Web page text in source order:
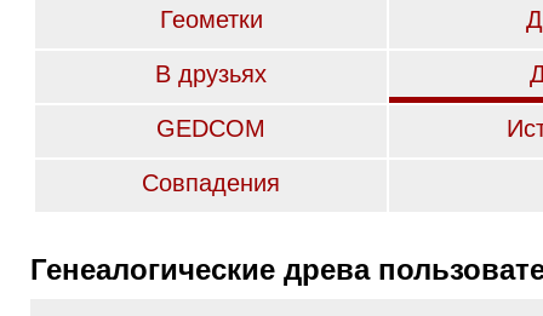
Геометки
В друзьях
GEDCOM
Совпадения
Генеалогические древа